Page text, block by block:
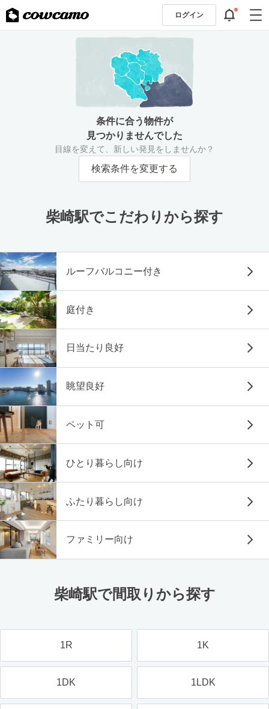
ログイン
条件に合う物件が
見つかりませんでした
目線を変えて、新しい発見をしませんか？
検索条件を変更する
柴崎駅でこだわりから探す
ルーフバルコニー付き
庭付き
日当たり良好
眺望良好
ペット可
ひとり暮らし向け
ふたり暮らし向け
ファミリー向け
柴崎駅で間取りから探す
1R 1K
1DK 1LDK